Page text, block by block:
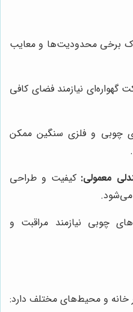
برخی محدودیت‌ها و معایب
گهواره‌ای نیازمند فضای کافی
چوبی و فلزی سنگین ممکن
معمولی: کیفیت و طراحی
چوبی نیازمند مراقبت و
خانه و محیط‌های مختلف دارد: